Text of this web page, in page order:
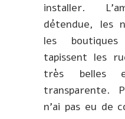
installer.
détendue, les
les
tapissent les
très belles
transparente.
n’ai pas eu de